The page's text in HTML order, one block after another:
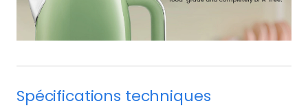
Spécifications techniques